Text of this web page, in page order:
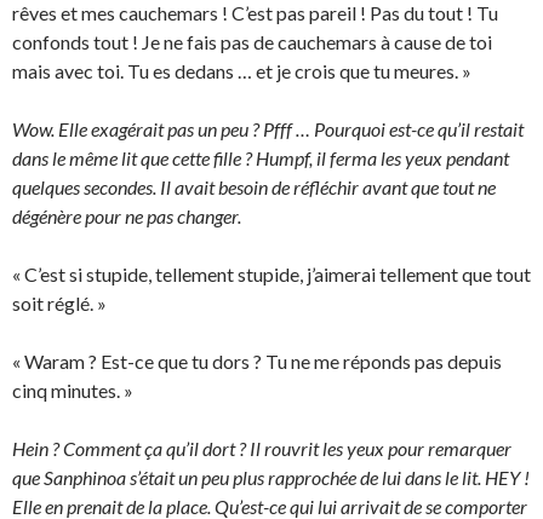
rêves et mes cauchemars ! C’est pas pareil ! Pas du tout ! Tu
confonds tout ! Je ne fais pas de cauchemars à cause de toi
mais avec toi. Tu es dedans … et je crois que tu meures. »
Wow. Elle exagérait pas un peu ? Pfff … Pourquoi est-ce qu’il restait
dans le même lit que cette fille ? Humpf, il ferma les yeux pendant
quelques secondes. Il avait besoin de réfléchir avant que tout ne
dégénère pour ne pas changer.
« C’est si stupide, tellement stupide, j’aimerai tellement que tout
soit réglé. »
« Waram ? Est-ce que tu dors ? Tu ne me réponds pas depuis
cinq minutes. »
Hein ? Comment ça qu’il dort ? Il rouvrit les yeux pour remarquer
que Sanphinoa s’était un peu plus rapprochée de lui dans le lit. HEY !
Elle en prenait de la place. Qu’est-ce qui lui arrivait de se comporter